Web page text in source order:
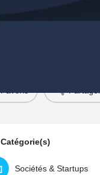
Catégorie(s)
Sociétés & Startups